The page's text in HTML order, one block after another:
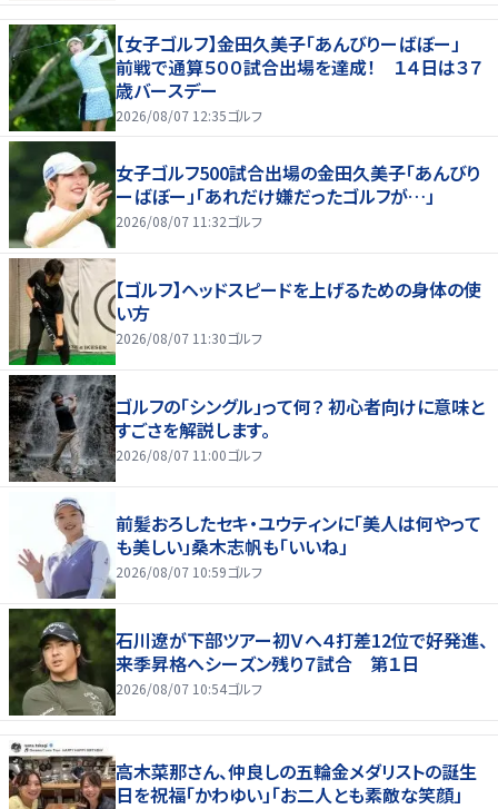
【女子ゴルフ】金田久美子「あんびりーばぼー」
前戦で通算５００試合出場を達成！ １４日は３７
歳バースデー
2026/08/07 12:35ゴルフ
女子ゴルフ500試合出場の金田久美子「あんびり
ーばぼー」「あれだけ嫌だったゴルフが…」
2026/08/07 11:32ゴルフ
【ゴルフ】ヘッドスピードを上げるための身体の使
い方
2026/08/07 11:30ゴルフ
ゴルフの「シングル」って何？ 初心者向けに意味と
すごさを解説します。
2026/08/07 11:00ゴルフ
前髪おろしたセキ・ユウティンに「美人は何やって
も美しい」桑木志帆も「いいね」
2026/08/07 10:59ゴルフ
石川遼が下部ツアー初Ｖへ４打差12位で好発進、
来季昇格へシーズン残り７試合 第１日
2026/08/07 10:54ゴルフ
高木菜那さん、仲良しの五輪金メダリストの誕生
日を祝福「かわゆい」「お二人とも素敵な笑顔」